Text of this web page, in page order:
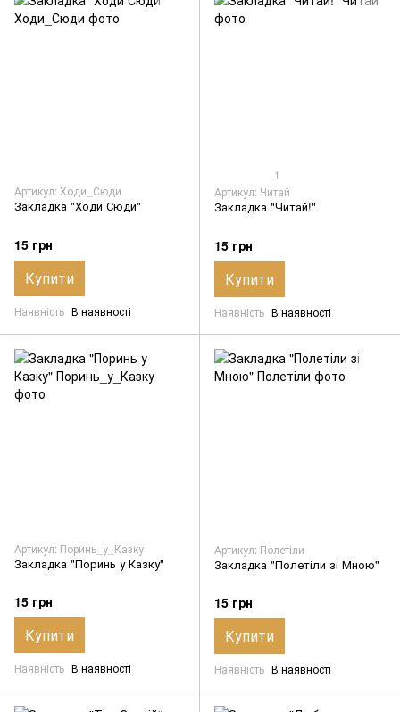
Артикул: Ходи_Сюди
Закладка "Ходи Сюди"
15 грн
Купити
Наявність В наявності
1
Артикул: Читай
Закладка "Читай!"
15 грн
Купити
Наявність В наявності
Артикул: Поринь_у_Казку
Закладка "Поринь у Казку"
15 грн
Купити
Наявність В наявності
Артикул: Полетіли
Закладка "Полетіли зі Мною"
15 грн
Купити
Наявність В наявності